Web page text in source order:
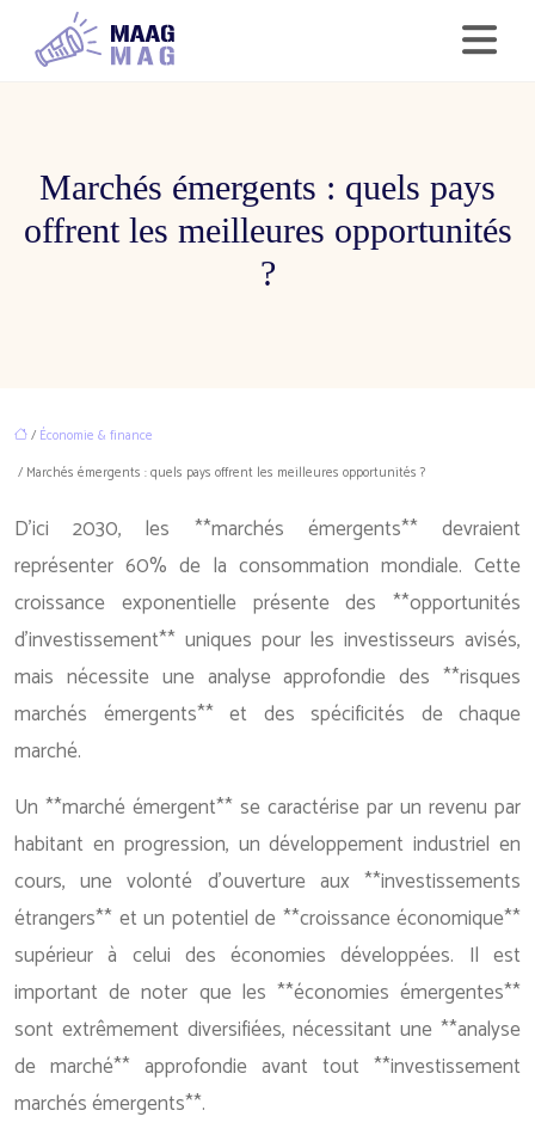
Marchés émergents : quels pays
offrent les meilleures opportunités
?
/ Économie & finance
/ Marchés émergents : quels pays offrent les meilleures opportunités ?
D’ici 2030, les **marchés émergents** devraient
représenter 60% de la consommation mondiale. Cette
croissance exponentielle présente des **opportunités
d’investissement** uniques pour les investisseurs avisés,
mais nécessite une analyse approfondie des **risques
marchés émergents** et des spécificités de chaque
marché.
Un **marché émergent** se caractérise par un revenu par
habitant en progression, un développement industriel en
cours, une volonté d’ouverture aux **investissements
étrangers** et un potentiel de **croissance économique**
supérieur à celui des économies développées. Il est
important de noter que les **économies émergentes**
sont extrêmement diversifiées, nécessitant une **analyse
de marché** approfondie avant tout **investissement
marchés émergents**.